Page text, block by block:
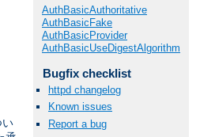
い
AuthBasicAuthoritative
AuthBasicFake
AuthBasicProvider
AuthBasicUseDigestAlgorithm
Bugfix checklist
httpd changelog
Known issues
Report a bug